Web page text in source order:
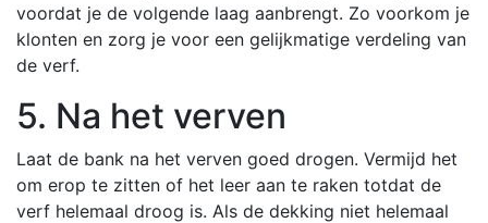
voordat je de volgende laag aanbrengt. Zo voorkom je
klonten en zorg je voor een gelijkmatige verdeling van
de verf.
5. Na het verven
Laat de bank na het verven goed drogen. Vermijd het
om erop te zitten of het leer aan te raken totdat de
verf helemaal droog is. Als de dekking niet helemaal